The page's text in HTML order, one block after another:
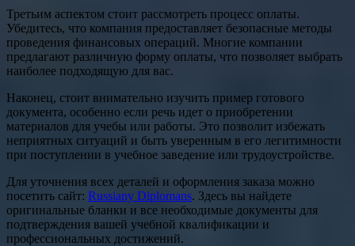
Третьим аспектом стоит рассмотреть процесс оплаты.
Убедитесь, что компания предоставляет безопасные методы
проведения финансовых операций. Многие компании
предлагают различную форму оплаты, что позволяет выбрать
наиболее подходящую для вас.
Наконец, стоит внимательно изучить пример готового
документа, особенно если речь идет о приобретении
материалов для учебы или работы. Это позволит избежать
неприятных ситуаций и быть уверенным в его легитимности
при поступлении в учебное заведение или трудоустройстве.
Для уточнения всех деталей и оформления заказа можно
посетить сайт: Russiany Diplomans. Здесь вы найдете
оригинальные бланки и все необходимые документы для
подтверждения вашей учебной квалификации и
профессиональных достижений.